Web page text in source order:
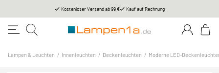
Kostenloser Versand ab 99 € Kauf auf Rechnung
Lampen & Leuchten / Innenleuchten / Deckenleuchten / Moderne LED-